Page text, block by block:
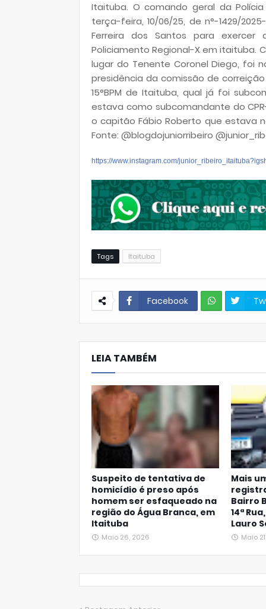
Itaituba. O comando geral da
terça-feira, 10/06/25, de n°-1429/
Ferreira dos Santos para
Policiamento Regional-X em itaituba.
lugar do Tenente Coronel Diego, foi
presidência da comissão de
15°BPM de Itaituba, qual já foi
estava como subcomandante do
o capitão Fábio Roberto que estava
Fonte: @blogdojuniorribeiro
https://www.instagram.com/
Tags Itaituba
Facebook
hats
LEIA TAMBÉM
Suspeito de tentativa de
homicídio é preso após
homem ser esfaqueado na
região do Água Branca, em
Itaituba
Maio 26, 2026
Mais
Bairro
14ª
Lauro
Maio